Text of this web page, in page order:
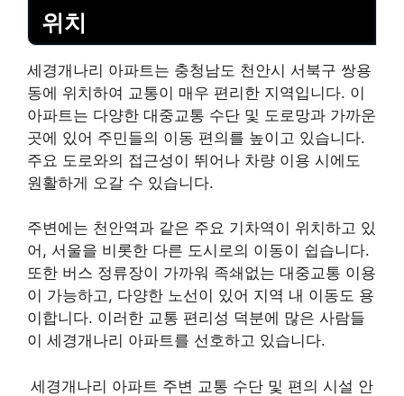
위치
세경개나리 아파트는 충청남도 천안시 서북구 쌍용
동에 위치하여 교통이 매우 편리한 지역입니다. 이
아파트는 다양한 대중교통 수단 및 도로망과 가까운
곳에 있어 주민들의 이동 편의를 높이고 있습니다.
주요 도로와의 접근성이 뛰어나 차량 이용 시에도
원활하게 오갈 수 있습니다.
주변에는 천안역과 같은 주요 기차역이 위치하고 있
어, 서울을 비롯한 다른 도시로의 이동이 쉽습니다.
또한 버스 정류장이 가까워 족쇄없는 대중교통 이용
이 가능하고, 다양한 노선이 있어 지역 내 이동도 용
이합니다. 이러한 교통 편리성 덕분에 많은 사람들
이 세경개나리 아파트를 선호하고 있습니다.
세경개나리 아파트 주변 교통 수단 및 편의 시설 안